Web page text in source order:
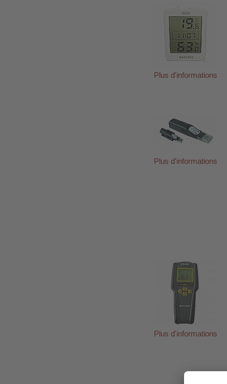
Plus d'informations
Plus d'informations
Plus d'informations